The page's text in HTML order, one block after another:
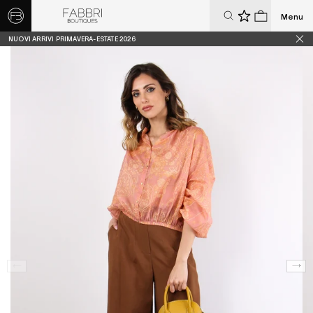
0 0
Menu
NUOVI ARRIVI PRIMAVERA-ESTATE 2026